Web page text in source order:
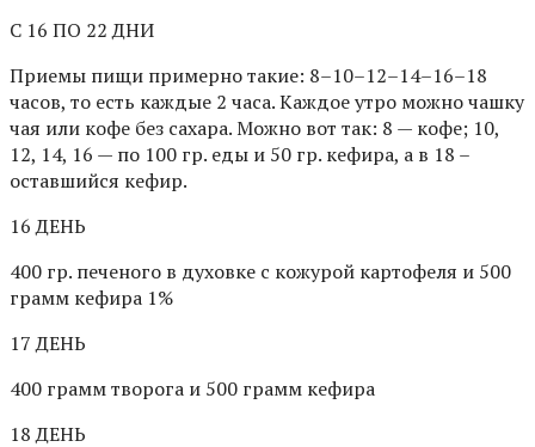
С 16 ПО 22 ДНИ
Приемы пищи примерно такие: 8–10–12–14–16–18
часов, то есть каждые 2 часа. Каждое утро можно чашку
чая или кофе без сахара. Можно вот так: 8 — кофе; 10,
12, 14, 16 — по 100 гр. еды и 50 гр. кефира, а в 18 –
оставшийся кефир.
16 ДЕНЬ
400 гр. печеного в духовке с кожурой картофеля и 500
грамм кефира 1%
17 ДЕНЬ
400 грамм творога и 500 грамм кефира
18 ДЕНЬ